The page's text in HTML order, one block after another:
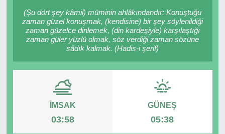
(Şu dört şey kâmil) müminin ahlâkındandır: Konuştuğu
zaman güzel konuşmak, (kendisine) bir şey söylenildiği
zaman güzelce dinlemek, (din kardeşiyle) karşılaştığı
zaman güler yüzlü olmak, söz verdiği zaman sözüne
sâdık kalmak. (Hadis-i şerif)
İMSAK
03:58
GÜNEŞ
05:38
RESMİ REKLAM